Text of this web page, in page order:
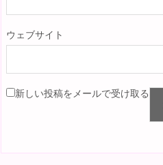
ウェブサイト
新しい投稿をメールで受け取る